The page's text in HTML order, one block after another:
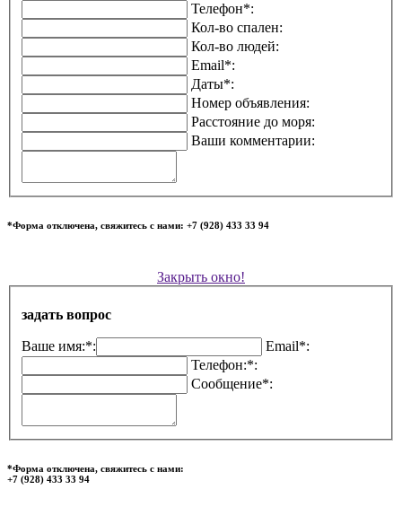
Телефон*:
Кол-во спален:
Кол-во людей:
Email*:
Даты*:
Номер объявления:
Расстояние до моря:
Ваши комментарии:
*Форма отключена, свяжитесь с нами: +7 (928) 433 33 94
Закрыть окно!
задать вопрос
Ваше имя:*:
Email*:
Телефон:*:
Сообщение*:
*Форма отключена, свяжитесь с нами:
+7 (928) 433 33 94